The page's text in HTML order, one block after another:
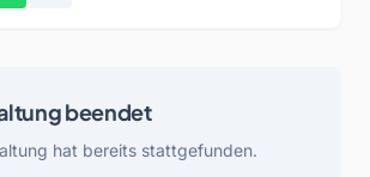
beendet
hat bereits stattgefunden.